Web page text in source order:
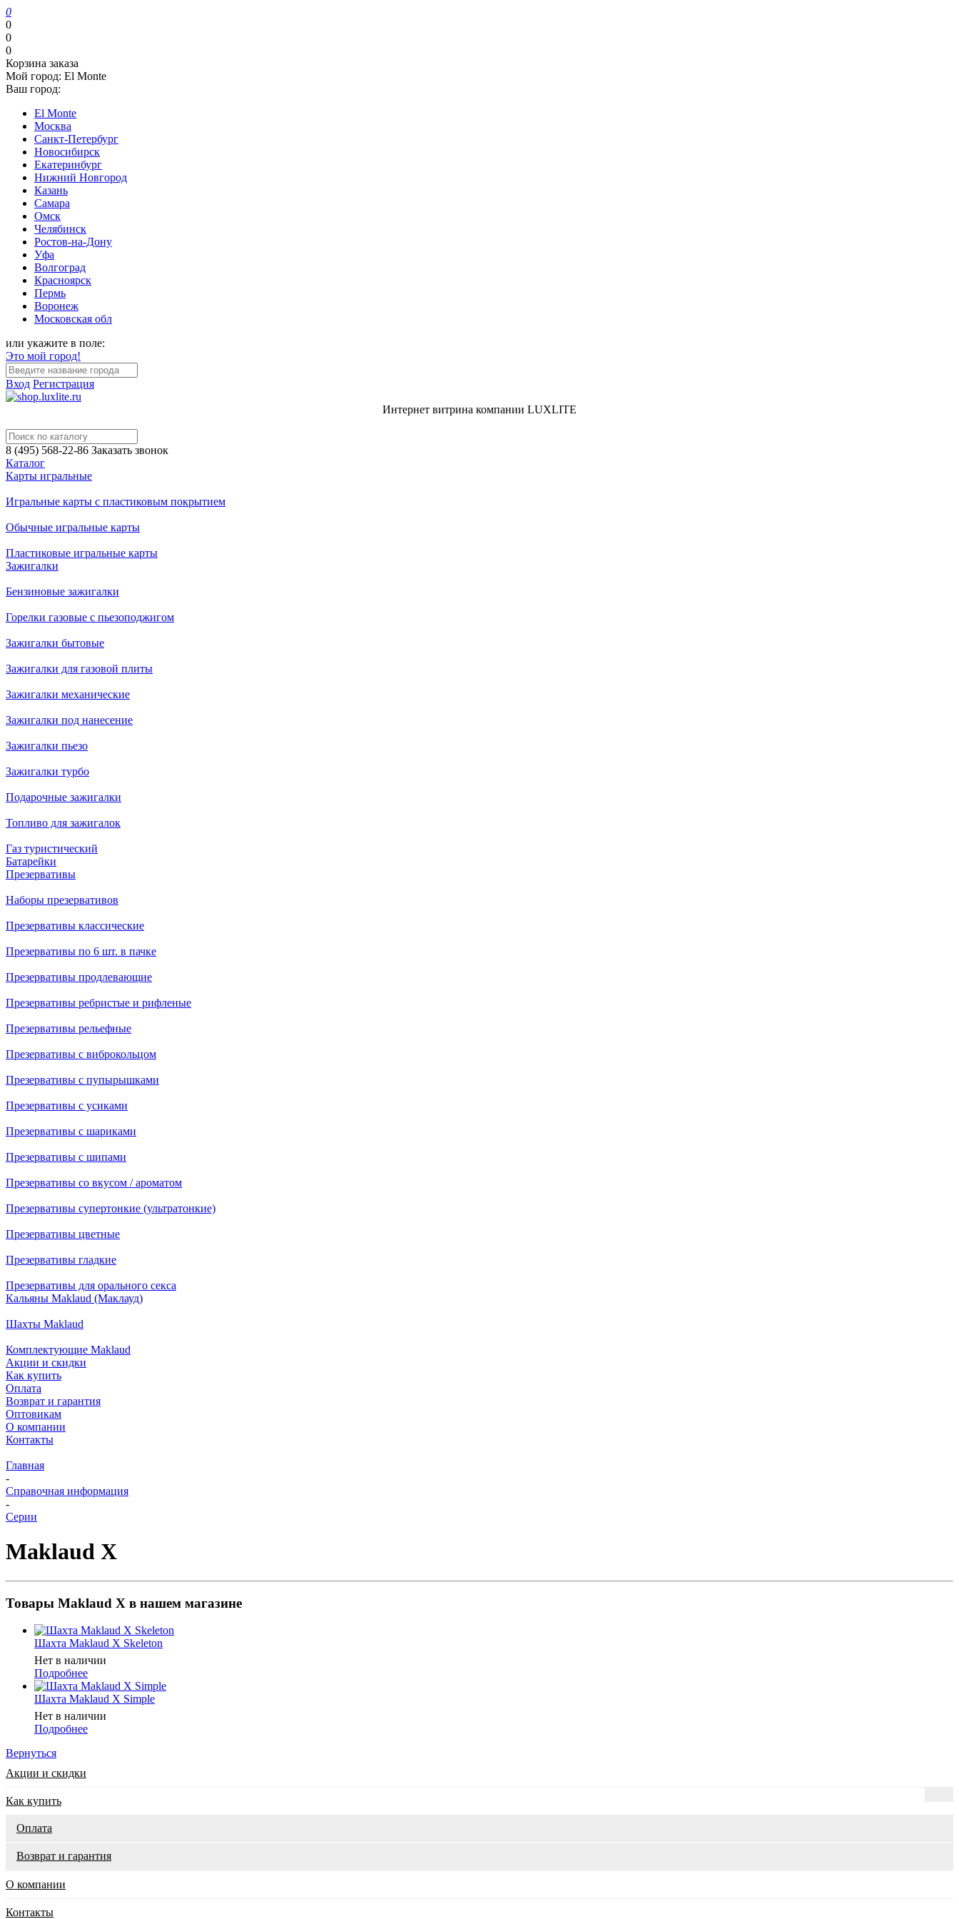
0
0
0
0
Корзина заказа
Мой город: El Monte
Ваш город:
El Monte
Москва
Санкт-Петербург
Новосибирск
Екатеринбург
Нижний Новгород
Казань
Самара
Омск
Челябинск
Ростов-на-Дону
Уфа
Волгоград
Красноярск
Пермь
Воронеж
Московская обл
или укажите в поле:
Это мой город!
Вход Регистрация
Интернет витрина компании LUXLITE
8 (495) 568-22-86 Заказать звонок
Каталог
Карты игральные
Игральные карты с пластиковым покрытием
Обычные игральные карты
Пластиковые игральные карты
Зажигалки
Бензиновые зажигалки
Горелки газовые с пьезоподжигом
Зажигалки бытовые
Зажигалки для газовой плиты
Зажигалки механические
Зажигалки под нанесение
Зажигалки пьезо
Зажигалки турбо
Подарочные зажигалки
Топливо для зажигалок
Газ туристический
Батарейки
Презервативы
Наборы презервативов
Презервативы классические
Презервативы по 6 шт. в пачке
Презервативы продлевающие
Презервативы ребристые и рифленые
Презервативы рельефные
Презервативы с виброкольцом
Презервативы с пупырышками
Презервативы с усиками
Презервативы с шариками
Презервативы с шипами
Презервативы со вкусом / ароматом
Презервативы супертонкие (ультратонкие)
Презервативы цветные
Презервативы гладкие
Презервативы для орального секса
Кальяны Maklaud (Маклауд)
Шахты Maklaud
Комплектующие Maklaud
Акции и скидки
Как купить
Оплата
Возврат и гарантия
Оптовикам
О компании
Контакты
Главная
-
Справочная информация
-
Серии
Maklaud X
Товары Maklaud X в нашем магазине
Шахта Maklaud X Skeleton
Нет в наличии
Подробнее
Шахта Maklaud X Simple
Нет в наличии
Подробнее
Вернуться
Акции и скидки
Как купить
Оплата
Возврат и гарантия
О компании
Контакты